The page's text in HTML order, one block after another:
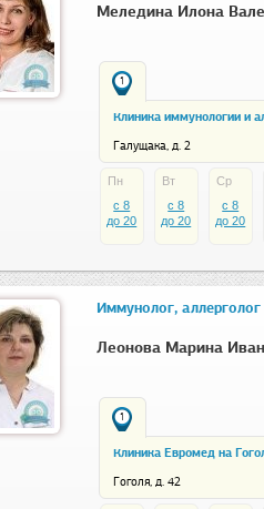
Меледина Илона
1
Клиника иммунологии и
Галущака, д. 2
Пн
c 8
до 20
Вт
c 8
до 20
Ср
c 8
до 20
Иммунолог, аллерголог
Леонова Марина
1
Клиника Евромед на
Гоголя, д. 42